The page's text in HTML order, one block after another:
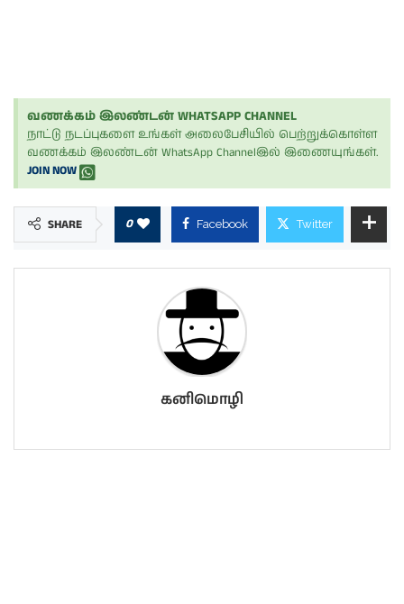
வணக்கம் இலண்டன் WHATSAPP CHANNEL
நாட்டு நடப்புகளை உங்கள் அலைபேசியில் பெற்றுக்கொள்ள
வணக்கம் இலண்டன் WhatsApp Channelஇல் இணையுங்கள்.
JOIN NOW
SHARE 0 Facebook Twitter
கனிமொழி